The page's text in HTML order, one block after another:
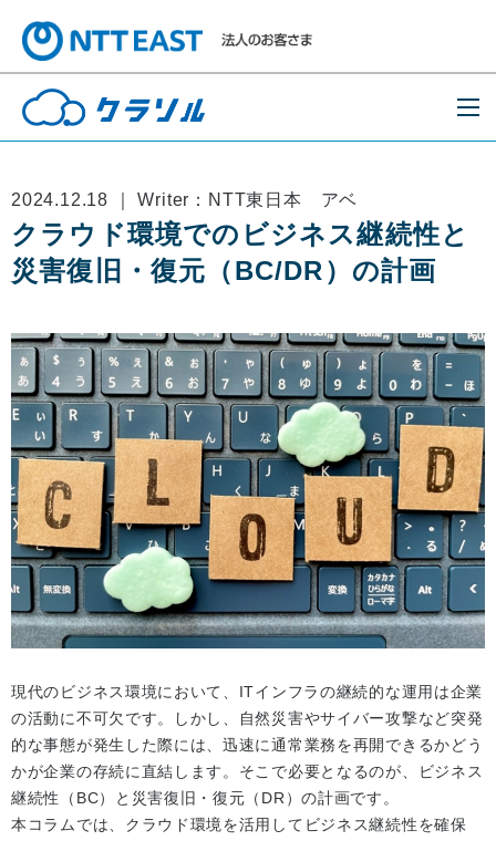
2024.12.18 ｜ Writer：NTT東日本 アベ
クラウド環境でのビジネス継続性と
災害復旧・復元（BC/DR）の計画
現代のビジネス環境において、ITインフラの継続的な運用は企業
の活動に不可欠です。しかし、自然災害やサイバー攻撃など突発
的な事態が発生した際には、迅速に通常業務を再開できるかどう
かが企業の存続に直結します。そこで必要となるのが、ビジネス
継続性（BC）と災害復旧・復元（DR）の計画です。
本コラムでは、クラウド環境を活用してビジネス継続性を確保